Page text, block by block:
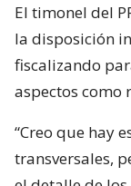
El timonel del
la disposición
fiscalizando
aspectos como
“Creo que hay
transversales,